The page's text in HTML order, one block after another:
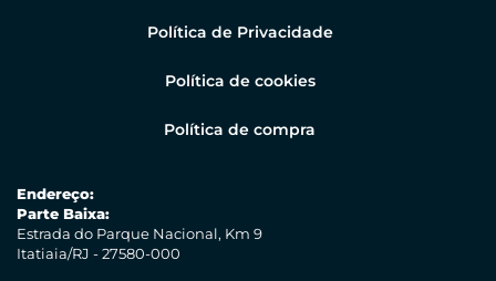
Política de Privacidade
Política de cookies
Política de compra
Endereço:
Parte Baixa:
Estrada do Parque Nacional, Km 9
Itatiaia/RJ - 27580-000